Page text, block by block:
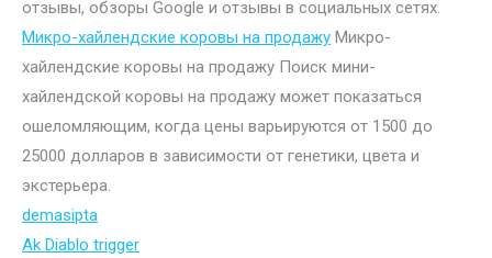
отзывы, обзоры Google и отзывы в социальных сетях.
Микро-хайлендские коровы на продажу Микро-
хайлендские коровы на продажу Поиск мини-
хайлендской коровы на продажу может показаться
ошеломляющим, когда цены варьируются от 1500 до
25000 долларов в зависимости от генетики, цвета и
экстерьера.
demasipta
Ak Diablo trigger